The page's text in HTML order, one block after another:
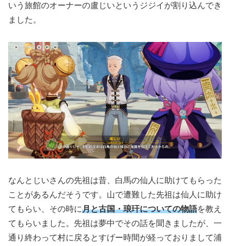
いう旅館のオーナーの盧じいというジジイが割り込んでき
ました。
なんとじいさんの先祖は昔、白馬の仙人に助けてもらった
ことがあるんだそうです。山で遭難した先祖は仙人に助け
てもらい、その時に月と古国・琅玕についての物語を教え
てもらいました。先祖は夢中でその話を聞きましたが、一
通り終わって村に戻るとすげー時間が経っておりまして浦